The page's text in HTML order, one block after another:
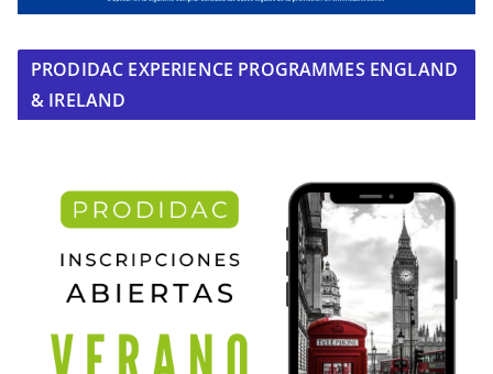
PRODIDAC EXPERIENCE PROGRAMMES ENGLAND
& IRELAND